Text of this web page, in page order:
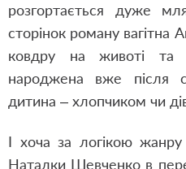
розгортається дуже
сторінок роману вагітна
ковдру на животі
народжена вже після
дитина – хлопчиком чи
І хоча за логікою
Наталки Шевченко в